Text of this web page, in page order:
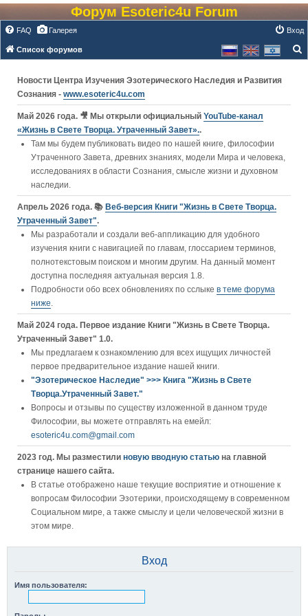
Форум Esoteric4u Forum
FAQ Галерея Вход
Список форумов
Новости Центра Изучения Эзотерического Наследия и Развития
Сознания - www.esoteric4u.com
Май 2026 года. 🎥 Мы открыли официальный YouTube‑канал
«Жизнь в Свете Творца. Утраченный Завет»..
Там мы будем публиковать видео по нашей книге, философии
Утраченного Завета, древних знаниях, модели Мира и человека,
исследованиях в области Сознания, смысле жизни и духовном
наследии.
Апрель 2026 года. 📚 Веб-версия Книги "Жизнь в Свете Творца.
Утраченный Завет".
Мы разработали и создали веб-аппликацию для удобного
изучения книги c навигацией по главам, глоссарием терминов,
полнотекстовым поиском и многим другим. На данный момент
доступна последняя актуальная версия 1.8.
Подробности обо всех обновлениях по сслыке в теме форума
ниже.
Май 2024 года. Первое издание Книги "Жизнь в Свете Творца.
Утраченный Завет" 1.0.
Мы предлагаем к ознакомлению для всех ищущих личностей
первое предварительное издание нашей книги.
"Эзотерическое Наследие" >>> Книга "Жизнь в Свете
Творца.Утраченный Завет."
Вопросы и отзывы по существу изложенной в данном труде
Философии, вы можете отправлять на емейл:
esoteric4u.com@gmail.com
2023 год. Мы разместили новую вводную статью на главной
странице нашего сайта.
В статье отображено наше текущие восприятие и отношение к
вопросам Философии Эзотерики, происходящему в современном
Социальном мире, а также смыслу и цели человеческой жизни в
этом мире.
Вход
Имя пользователя: